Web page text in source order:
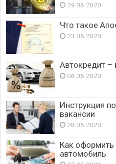
29.06.2020
Что такое
23.06.2020
Автокредит –
06.06.2020
Инструкция
вакансии
28.05.2020
Как оформить
автомобиль